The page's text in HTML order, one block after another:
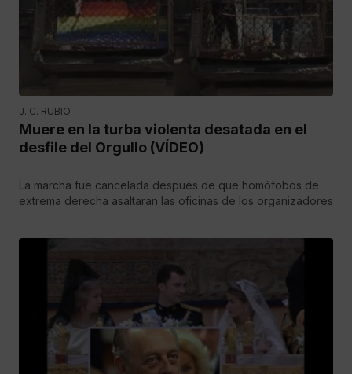
J. C. RUBIO
Muere en la turba violenta desatada en el
desfile del Orgullo (VÍDEO)
La marcha fue cancelada después de que homófobos de
extrema derecha asaltaran las oficinas de los organizadores